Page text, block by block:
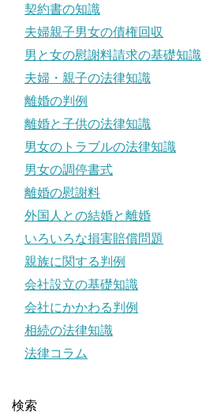
契約書の知識
夫婦親子男女の債権回収
男と女の慰謝料請求の基礎知識
夫婦・親子の法律知識
離婚の判例
離婚と子供の法律知識
男女のトラブルの法律知識
男女の調停書式
離婚の慰謝料
外国人との結婚と離婚
いろいろな損害賠償問題
親族に関する判例
会社設立の基礎知識
会社にかかわる判例
相続の法律知識
法律コラム
検索